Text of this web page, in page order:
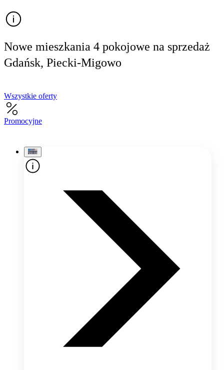
Nowe mieszkania 4 pokojowe na sprzedaż
Gdańsk, Piecki-Migowo
Wszystkie oferty
Promocyjne